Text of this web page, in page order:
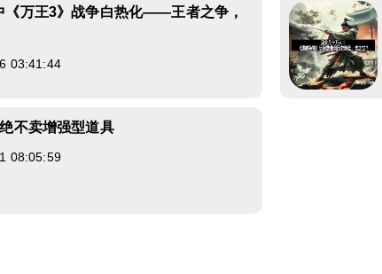
《万王3》战争白热化——王者之争，
03:41:44
不卖增强型道具
08:05:59